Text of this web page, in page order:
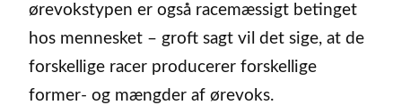
ørevokstypen er også racemæssigt betinget
hos mennesket – groft sagt vil det sige, at de
forskellige racer producerer forskellige
former- og mængder af ørevoks.